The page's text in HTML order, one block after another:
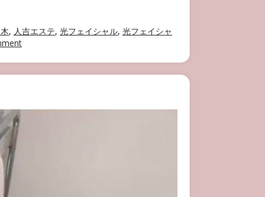
, 人吉エステ, 光フェイシャル, 光フェイシャ
on
人
ェ